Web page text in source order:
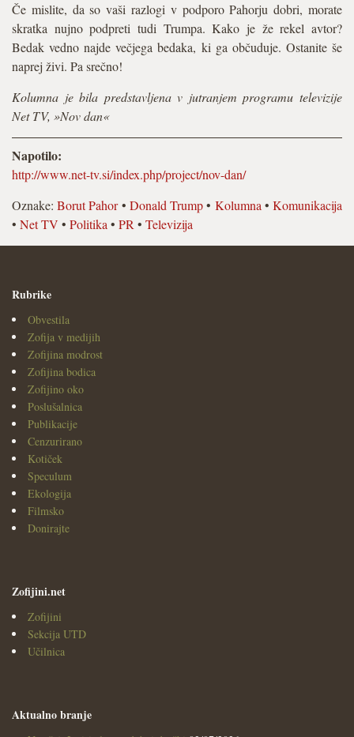
Če mislite, da so vaši razlogi v podporo Pahorju dobri, morate
skratka nujno podpreti tudi Trumpa. Kako je že rekel avtor?
Bedak vedno najde večjega bedaka, ki ga občuduje. Ostanite še
naprej živi. Pa srečno!
Kolumna je bila predstavljena v jutranjem programu televizije
Net TV, »Nov dan«
Napotilo:
http://www.net-tv.si/index.php/project/nov-dan/
Oznake:Borut Pahor• Donald Trump• Kolumna •Komunikacija
• Net TV • Politika • PR • Televizija
Rubrike
Obvestila
Zofija v medijih
Zofijina modrost
Zofijina bodica
Zofijino oko
Poslušalnica
Publikacije
Cenzurirano
Kotiček
Speculum
Ekologija
Filmsko
Donirajte
Zofijini.net
Zofijini
Sekcija UTD
Učilnica
Aktualno branje